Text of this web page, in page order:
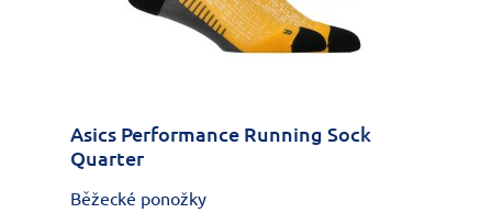
Asics Performance Running Sock
Quarter
Běžecké ponožky